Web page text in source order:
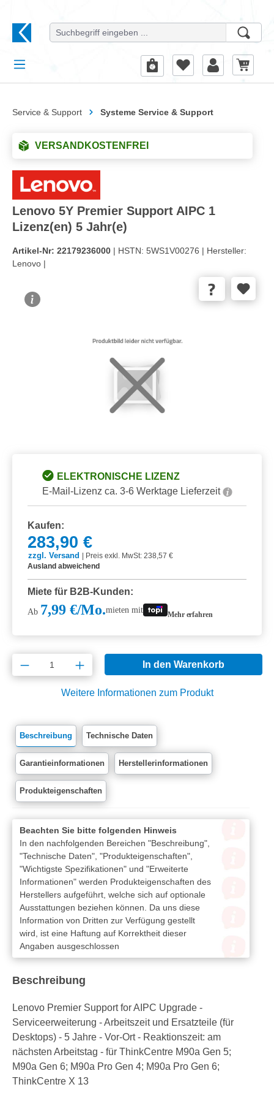
Service & Support Systeme Service & Support
VERSANDKOSTENFREI
Lenovo 5Y Premier Support AIPC 1
Lizenz(en) 5 Jahr(e)
Artikel-Nr: 22179236000 | HSTN: 5WS1V00276 | Hersteller:
Lenovo |
ELEKTRONISCHE LIZENZ
E-Mail-Lizenz ca. 3-6 Werktage Lieferzeit
Kaufen:
283,90 €
zzgl. Versand
Preis exkl. MwSt: 238,57 €
Ausland abweichend
Miete für B2B-Kunden:
Ab 7,99 €/Mo.mieten mit Mehr erfahren
Produkt Anzahl: Gib den gewünschten
In den Warenkorb
Weitere Informationen zum Produkt
Beschreibung Technische Daten
Garantieinformationen Herstellerinformationen
Produkteigenschaften
Beachten Sie bitte folgenden Hinweis
In den nachfolgenden Bereichen "Beschreibung",
"Technische Daten", "Produkteigenschaften",
"Wichtigste Spezifikationen" und "Erweiterte
Informationen" werden Produkteigenschaften des
Herstellers aufgeführt, welche sich auf optionale
Ausstattungen beziehen können. Da uns diese
Information von Dritten zur Verfügung gestellt
wird, ist eine Haftung auf Korrektheit dieser
Angaben ausgeschlossen
Beschreibung
Lenovo Premier Support for AIPC Upgrade -
Serviceerweiterung - Arbeitszeit und Ersatzteile (für
Desktops) - 5 Jahre - Vor-Ort - Reaktionszeit: am
nächsten Arbeitstag - für ThinkCentre M90a Gen 5;
M90a Gen 6; M90a Pro Gen 4; M90a Pro Gen 6;
ThinkCentre X 13